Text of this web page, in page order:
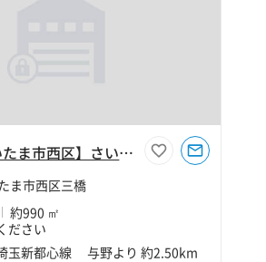
【埼玉県さいたま市西区】さいたま市西区三橋5丁目300坪倉庫
ま市西区三橋
約990 ㎡
ださい
玉新都心線 与野より 約2.50km